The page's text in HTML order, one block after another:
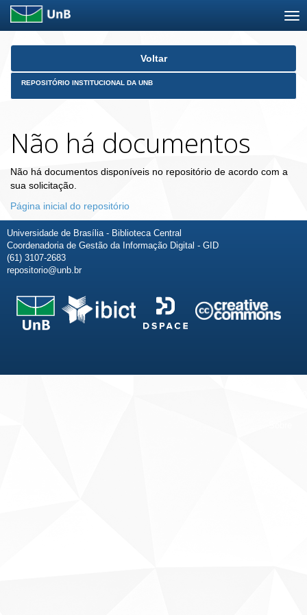
Skip
Voltar
REPOSITÓRIO INSTITUCIONAL DA UNB
Não há documentos
Não há documentos disponíveis no repositório de acordo com a
sua solicitação.
Página inicial do repositório
Universidade de Brasília - Biblioteca Central
Coordenadoria de Gestão da Informação Digital - GID
(61) 3107-2683
repositorio@unb.br